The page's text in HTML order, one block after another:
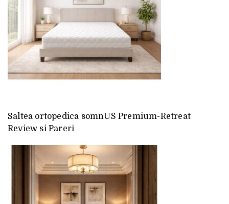
Saltea ortopedica somnUS Premium-Retreat
Review si Pareri